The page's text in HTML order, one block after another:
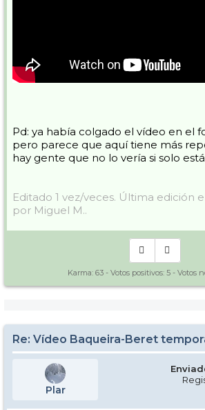
Pd: ya había colgado el vídeo en el
pero parece que aquí tiene más
hay gente que no lo vería si solo
Editado 1 vez/veces. Última edición
por Miguel M..
Karma: 63 - Votos positivos: 5 - Votos
Re: Vídeo Baqueira-Beret
Plar